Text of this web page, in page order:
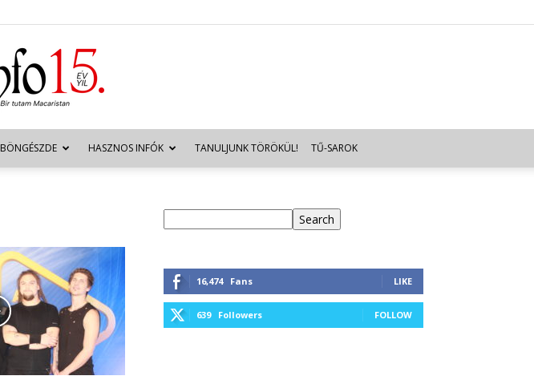
BÖNGÉSZDE HASZNOS INFÓK TANULJUNK TÖRÖKÜL! TŰ-SAROK
Search
16,474 Fans LIKE
639 Followers FOLLOW